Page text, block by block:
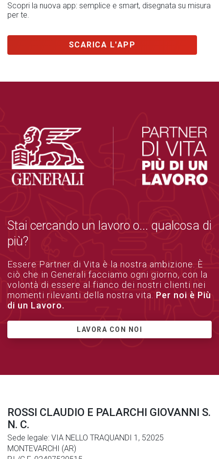
Scopri la nuova app: semplice e smart, disegnata su misura
per te.
SCARICA L'APP
Stai cercando un lavoro o... qualcosa di
più?
Essere Partner di Vita è la nostra ambizione. È
ciò che in Generali facciamo ogni giorno, con la
volontà di essere al fianco dei nostri clienti nei
momenti rilevanti della nostra vita. Per noi è Più
di un Lavoro.
LAVORA CON NOI
ROSSI CLAUDIO E PALARCHI GIOVANNI S.
N. C.
Sede legale: VIA NELLO TRAQUANDI 1, 52025
MONTEVARCHI (AR)